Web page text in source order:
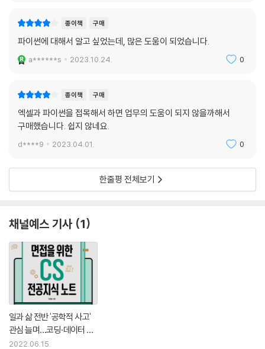
___막대 그래프
ㄴ핵심 함수ㅣplot.bar(), plot.barh()
___원 그래프
ㄴ핵심 함수ㅣplot.hist( )
___상자 수염 그래프
ㄴ핵심 함수ㅣboxplot( )
마무리
PART 03 파이썬으로 업무 자동화하기
___openpyxl 개요
___엑셀 파일과 시트 다루기
___셀 내용 다루기
___셀 서식 다루기
[실습] 유통매장의 고객만족도 분석하기
[실습] 여러 개의 엑셀 파일을 하나로 합치기
7.2 파워포인트 업무 자동화
___python-pptx 개요
종이책 구매
파이썬에 대해서 알고 싶었는데, 많은 도움이 되었습니다.
a******s 2023.10.24. 0
종이책 구매
엑셀과 파이썬을 접목해서 하면 업무의 도움이 되지 않을까해서
구매했습니다. 쉽지 않네요.
d****9 2023.04.01. 0
한줄평 전체보기
채널예스 기사 1
일과 삶 전반 '공학적 사고'
관심 늘며…코딩·데이터 분
석 관련서 각광
2022.06.15.